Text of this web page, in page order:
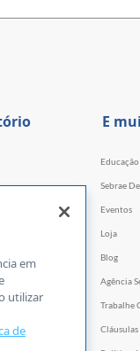
E
Sebrae
Eventos
Loja
Blog
Agência
Trabalhe
em
utilizar
de